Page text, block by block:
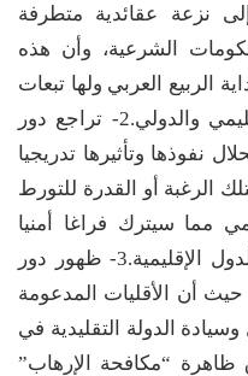
نزعة عقائدية متطرفة
الشرعية، وأن هذه
الربيع العربي ولها تبعات
أمنية خطيرة على المستوى الإقليمي والدولي.2- تراجع دور
نفوذها وتأثيرها تدريجيا
الرغبة أو القدرة للتورط
مما سيترك فراغا أمنيا
يستوجب التعامل معه من قبل الدول الإقليمية.3- ظهور دور
حيث أن الأقليات المدعومة
الدولة التقليدية في
الأوسط. 4- تفوق ظاهرة “مكافحة الإرهاب”